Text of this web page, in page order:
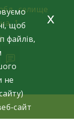
селище
1.
щоб
файлів,
не
сайт
x